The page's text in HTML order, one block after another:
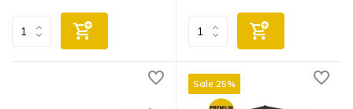
Sale 25%